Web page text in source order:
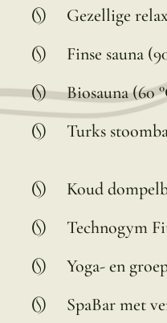
Gezellige
Finse sauna
Biosauna (60
Turks
Koud
Technogym
Yoga- en
SpaBar met